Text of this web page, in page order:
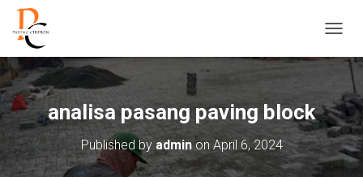
O
L
E
N
V
analisa pasang paving block
Published by adminon April 6, 2024